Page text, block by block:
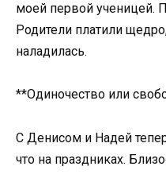
моей первой ученицей.
Родители платили
наладилась.
**Одиночество или
С Денисом и Надей
что на праздниках.